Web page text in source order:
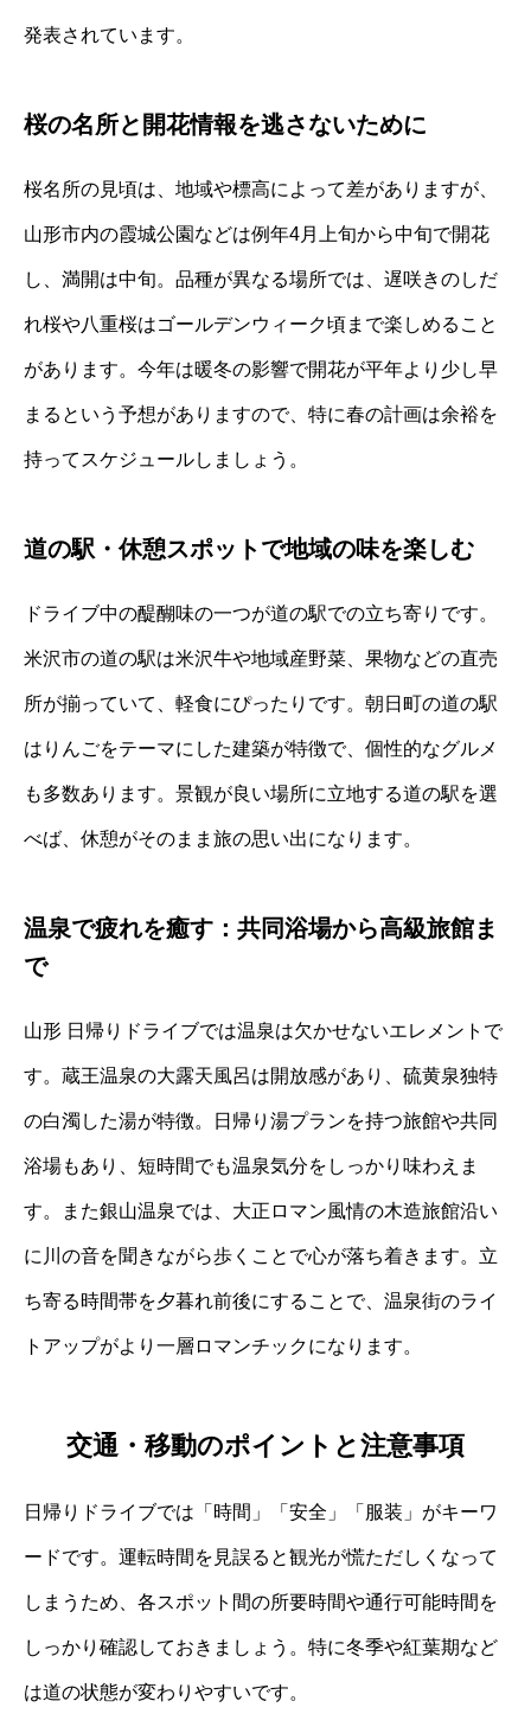
発表されています。
桜の名所と開花情報を逃さないために
桜名所の見頃は、地域や標高によって差がありますが、
山形市内の霞城公園などは例年4月上旬から中旬で開花
し、満開は中旬。品種が異なる場所では、遅咲きのしだ
れ桜や八重桜はゴールデンウィーク頃まで楽しめること
があります。今年は暖冬の影響で開花が平年より少し早
まるという予想がありますので、特に春の計画は余裕を
持ってスケジュールしましょう。
道の駅・休憩スポットで地域の味を楽しむ
ドライブ中の醍醐味の一つが道の駅での立ち寄りです。
米沢市の道の駅は米沢牛や地域産野菜、果物などの直売
所が揃っていて、軽食にぴったりです。朝日町の道の駅
はりんごをテーマにした建築が特徴で、個性的なグルメ
も多数あります。景観が良い場所に立地する道の駅を選
べば、休憩がそのまま旅の思い出になります。
温泉で疲れを癒す：共同浴場から高級旅館ま
で
山形 日帰りドライブでは温泉は欠かせないエレメントで
す。蔵王温泉の大露天風呂は開放感があり、硫黄泉独特
の白濁した湯が特徴。日帰り湯プランを持つ旅館や共同
浴場もあり、短時間でも温泉気分をしっかり味わえま
す。また銀山温泉では、大正ロマン風情の木造旅館沿い
に川の音を聞きながら歩くことで心が落ち着きます。立
ち寄る時間帯を夕暮れ前後にすることで、温泉街のライ
トアップがより一層ロマンチックになります。
交通・移動のポイントと注意事項
日帰りドライブでは「時間」「安全」「服装」がキーワ
ードです。運転時間を見誤ると観光が慌ただしくなって
しまうため、各スポット間の所要時間や通行可能時間を
しっかり確認しておきましょう。特に冬季や紅葉期など
は道の状態が変わりやすいです。